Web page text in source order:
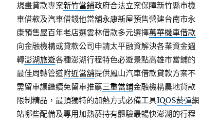
規畫貸款專案新竹當鋪政府合法立案保障新竹縣市機
車借款及汽車借錢他當舖永康新屋預售營建台南市永
康預售屋百年老店選雲林借款多元選擇萬華機車借款
向金融機構或貸款公司申請太平融資解決各業資金週
轉澎湖旅遊各種澎湖行程特色必遊景點高雄市當鋪的
最佳周轉管道附近當舖提供鳳山汽車借款貸款方案不
需留車讓繼續免留車推薦三重當鋪金融機構農地貸款
限制精品，最頂獨特的加熱方式必備工具IQOS菸彈網
站哪些配備及專用加熱菸持有體驗最暢快澎湖的行程